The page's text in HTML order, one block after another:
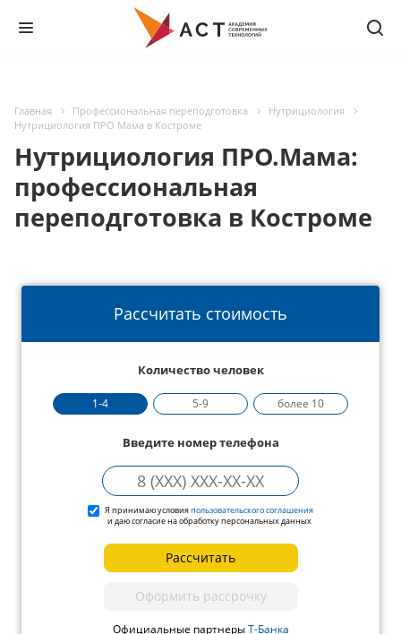
Главная Профессиональная переподготовка
Нутрициология
Нутрициология ПРО Мама в Костроме
Нутрициология ПРО.Мама:
профессиональная
переподготовка в Костроме
Рассчитать стоимость
Количество человек
1-4 5-9 более 10
Введите номер телефона
Я принимаю условияпользовательского соглашения
и даю согласие на обработку персональных данных
Рассчитать
Оформить рассрочку
Официальные партнерыТ-Банка